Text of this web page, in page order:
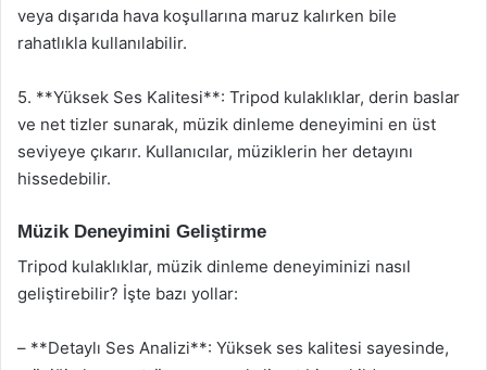
veya dışarıda hava koşullarına maruz kalırken bile
rahatlıkla kullanılabilir.
5. **Yüksek Ses Kalitesi**: Tripod kulaklıklar, derin baslar
ve net tizler sunarak, müzik dinleme deneyimini en üst
seviyeye çıkarır. Kullanıcılar, müziklerin her detayını
hissedebilir.
Müzik Deneyimini Geliştirme
Tripod kulaklıklar, müzik dinleme deneyiminizi nasıl
geliştirebilir? İşte bazı yollar:
– **Detaylı Ses Analizi**: Yüksek ses kalitesi sayesinde,